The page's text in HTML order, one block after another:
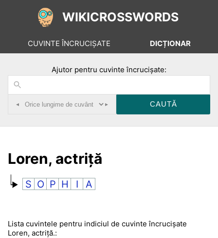
WIKICROSSWORDS
CUVINTE ÎNCRUCIȘATE DICȚIONAR
Ajutor pentru cuvinte încrucișate:
◂ ▸
Loren, actriță
S O P H I A
Lista cuvintele pentru indiciul de cuvinte încrucișate
Loren, actriță.: